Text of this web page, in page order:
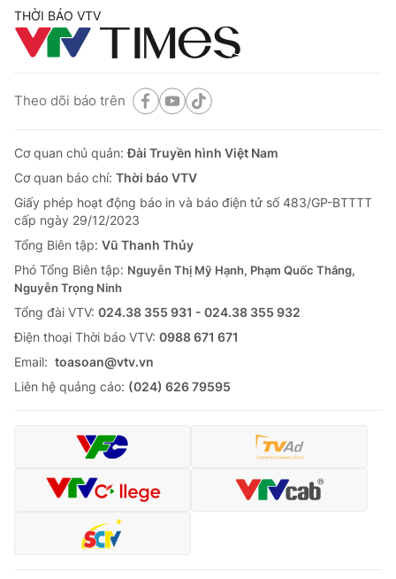
THỜI BÁO VTV
Theo dõi báo trên
Cơ quan chủ quản:Đài Truyền hình Việt Nam
Cơ quan báo chí: Thời báo VTV
Giấy phép hoạt động báo in và báo điện tử số 483/GP-BTTTT
cấp ngày 29/12/2023
Tổng Biên tập: Vũ Thanh Thủy
Phó Tổng Biên tập: Nguyễn Thị Mỹ Hạnh, Phạm Quốc Thắng,
Nguyễn Trọng Ninh
Tổng đài VTV: 024.38 355 931 - 024.38 355 932
Ðiện thoại Thời báo VTV: 0988 671 671
Email: toasoan@vtv.vn
Liên hệ quảng cáo: (024) 626 79595